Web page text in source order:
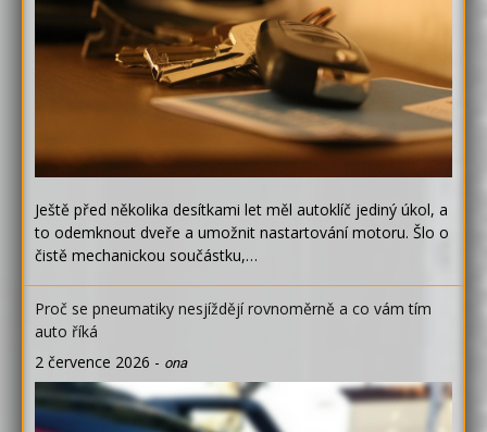
Ještě před několika desítkami let měl autoklíč jediný úkol, a
to odemknout dveře a umožnit nastartování motoru. Šlo o
čistě mechanickou součástku,…
Proč se pneumatiky nesjíždějí rovnoměrně a co vám tím
auto říká
2 července 2026 - ona